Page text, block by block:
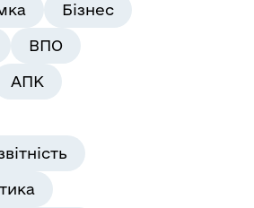
Бізнес
ВПО
АПК